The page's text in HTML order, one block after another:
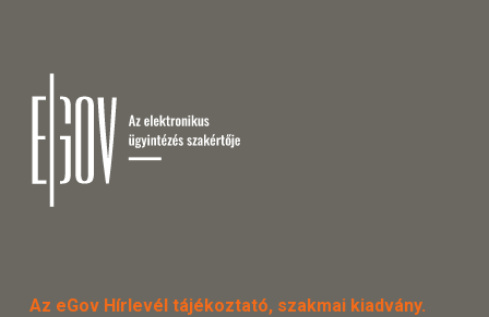
Az eGov Hírlevél tájékoztató, szakmai kiadvány.